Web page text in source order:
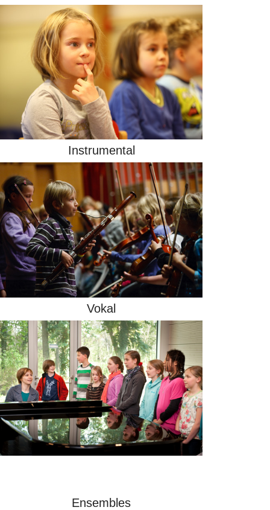
Instrumental
Vokal
Ensembles